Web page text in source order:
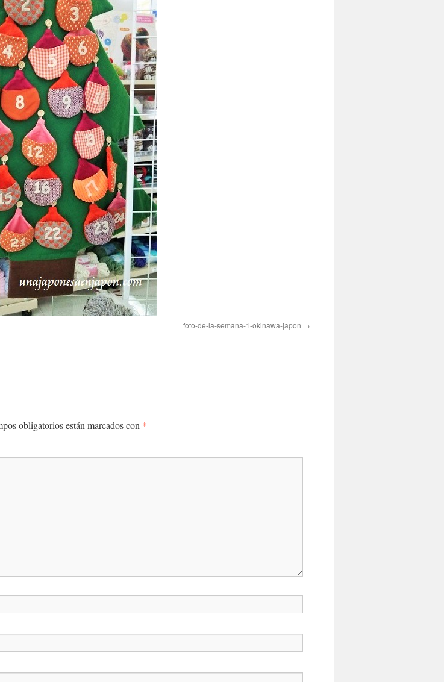
foto-de-la-semana-1-okinawa-japon
obligatorios están marcados con *